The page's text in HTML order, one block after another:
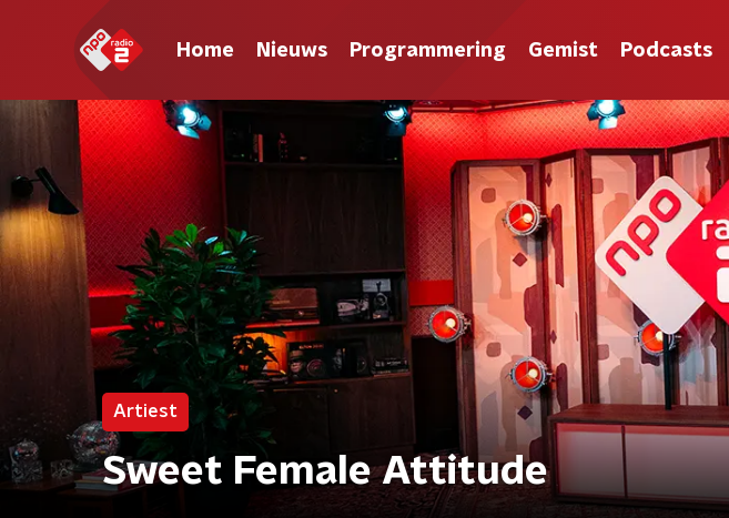
Home Nieuws Programmering Gemist Podcasts
Artiest
Sweet Female Attitude